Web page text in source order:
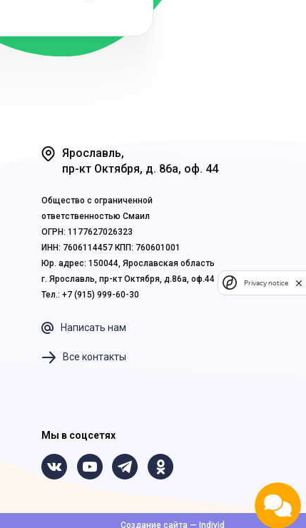
Ярославль,
пр-кт Октября, д. 86а, оф. 44
Общество с ограниченной
ответственностью Смаил
ОГРН: 1177627026323
ИНН: 7606114457 КПП: 760601001
Юр. адрес: 150044, Ярославская область
г. Ярославль, пр-кт Октября, д.86а, оф.44
Тел.: +7 (915) 999-60-30
Написать нам
Все контакты
Мы в соцсетях
Создание сайта — Individ
Privacy notice